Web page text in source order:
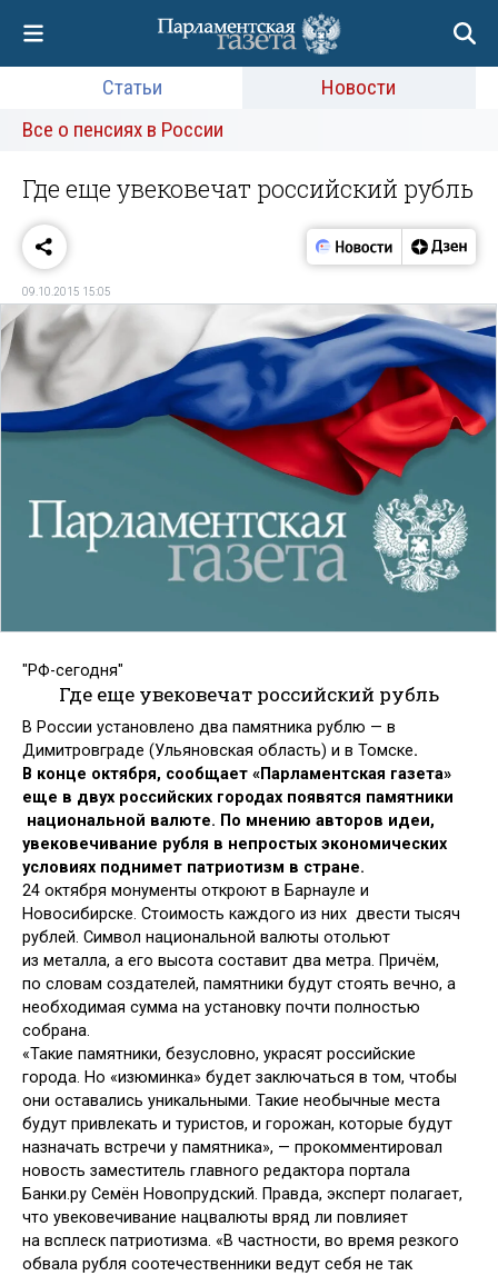
Статьи
Новости
Все о пенсиях в России
Где еще увековечат российский рубль
09.10.2015 15:05
"РФ-сегодня"
Где еще увековечат российский рубль
В России установлено два памятника рублю — в
Димитровграде (Ульяновская область) и в Томске.
В конце октября, сообщает «Парламентская газета»
еще в двух российских городах появятся памятники
национальной валюте. По мнению авторов идеи,
увековечивание рубля в непростых экономических
условиях поднимет патриотизм в стране.
24 октября монументы откроют в Барнауле и
Новосибирске. Стоимость каждого из них двести тысяч
рублей. Символ национальной валюты отольют
из металла, а его высота составит два метра. Причём,
по словам создателей, памятники будут стоять вечно, а
необходимая сумма на установку почти полностью
собрана.
«Такие памятники, безусловно, украсят российские
города. Но «изюминка» будет заключаться в том, чтобы
они оставались уникальными. Такие необычные места
будут привлекать и туристов, и горожан, которые будут
назначать встречи у памятника», — прокомментировал
новость заместитель главного редактора портала
Банки.ру Семён Новопрудский. Правда, эксперт полагает,
что увековечивание нацвалюты вряд ли повлияет
на всплеск патриотизма. «В частности, во время резкого
обвала рубля соотечественники ведут себя не так